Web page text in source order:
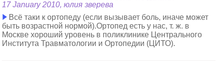
17 January 2010, юлия зверева
Всё таки к ортопеду (если вызывает боль, иначе может
быть возрастной нормой).Ортопед есть у нас, т. ж. в
Москве хороший уровень в поликлинике Центрального
Института Травматологии и Ортопедии (ЦИТО).